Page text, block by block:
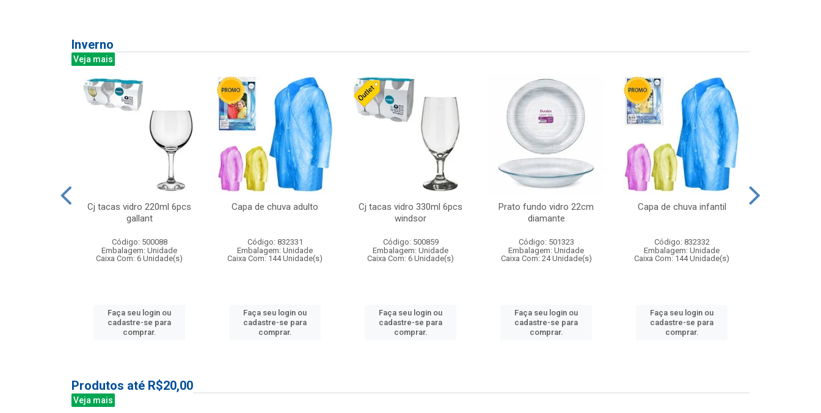
Inverno
Veja mais
Cj tacas vidro 220ml 6pcs
gallant
Código: 500088
Embalagem: Unidade
Caixa Com: 6 Unidade(s)
Faça seu login ou
cadastre-se para
comprar.
Capa de chuva adulto
Código: 832331
Embalagem: Unidade
Caixa Com: 144 Unidade(s)
Faça seu login ou
cadastre-se para
comprar.
Cj tacas vidro 330ml 6pcs
windsor
Código: 500859
Embalagem: Unidade
Caixa Com: 6 Unidade(s)
Faça seu login ou
cadastre-se para
comprar.
Prato fundo vidro 22cm
diamante
Código: 501323
Embalagem: Unidade
Caixa Com: 24 Unidade(s)
Faça seu login ou
cadastre-se para
comprar.
Capa de chuva infantil
Código: 832332
Embalagem: Unidade
Caixa Com: 144 Unidade(s)
Faça seu login ou
cadastre-se para
comprar.
Produtos até R$20,00
Veja mais